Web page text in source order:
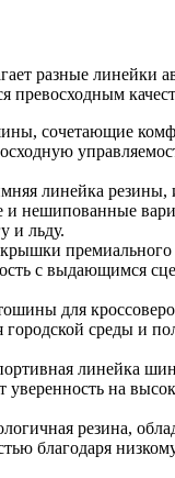
разные линейки
превосходным
сочетающие
линейка
нешипованные
и льду.
премиального
с выдающимся
для
городской среды и
линейка
уверенность на
резина,
благодаря